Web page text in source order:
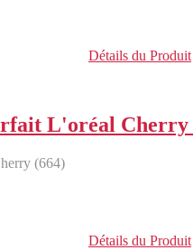
Détails du Produit
L'oréal Cherry
(664)
Détails du Produit